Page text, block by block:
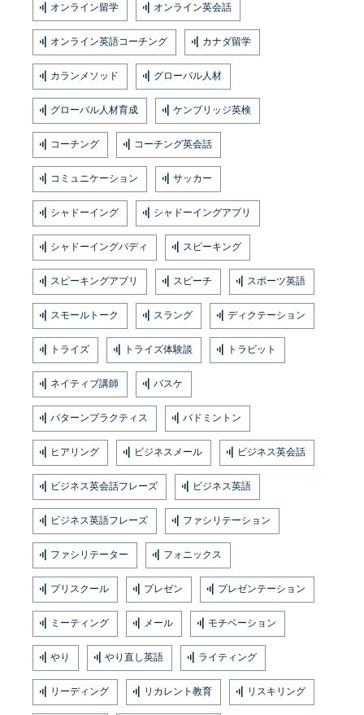
オンライン留学 オンライン英会話
オンライン英語コーチング カナダ留学
カランメソッド グローバル人材
グローバル人材育成 ケンブリッジ英検
コーチング コーチング英会話
コミュニケーション サッカー
シャドーイング シャドーイングアプリ
シャドーイングバディ スピーキング
スピーキングアプリ スピーチ スポーツ英語
スモールトーク スラング ディクテーション
トライズ トライズ体験談 トラビット
ネイティブ講師 バスケ
パターンプラクティス バドミントン
ヒアリング ビジネスメール ビジネス英会話
ビジネス英会話フレーズ ビジネス英語
ビジネス英語フレーズ ファシリテーション
ファシリテーター フォニックス
プリスクール プレゼン プレゼンテーション
ミーティング メール モチベーション
やり やり直し英語 ライティング
リーディング リカレント教育 リスキリング